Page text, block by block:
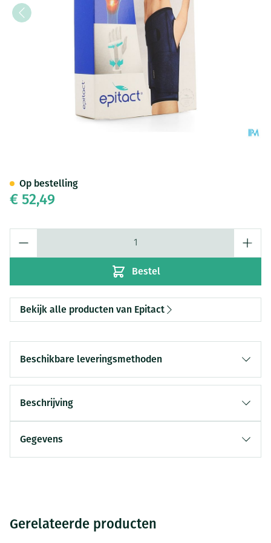
€ 52,49
Bestel
Op bestelling
Bekijk alle producten van Epitact
Beschikbare leveringsmethoden
Beschrijving
Gegevens
Gerelateerde producten